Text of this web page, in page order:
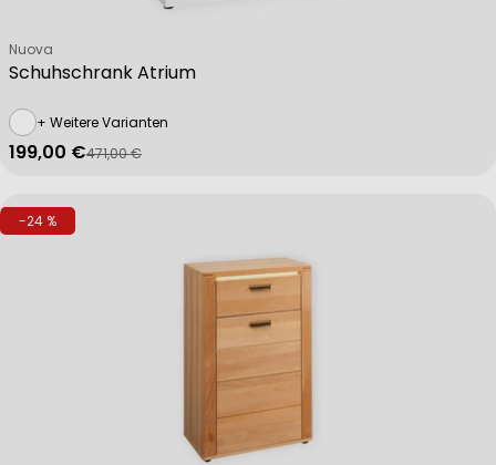
Schuhschrank Atrium
Verkäufer:
Nuova
+ Weitere Varianten
Verkaufspreis
199,00 €
Regulärer Preis
471,00 €
-24 %